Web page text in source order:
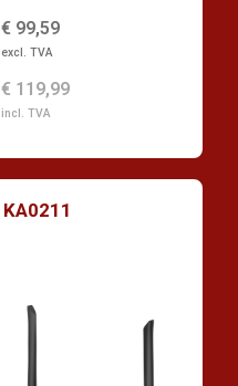
€ 99,59
excl. TVA
€ 119,99
incl. TVA
KA0211